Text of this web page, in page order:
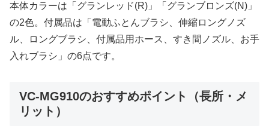
本体カラーは「グランレッド(R)」「グランブロンズ(N)」
の2色。付属品は「電動ふとんブラシ、伸縮ロングノズ
ル、ロングブラシ、付属品用ホース、すき間ノズル、お手
入れブラシ」の6点です。
VC-MG910のおすすめポイント（長所・メ
リット）